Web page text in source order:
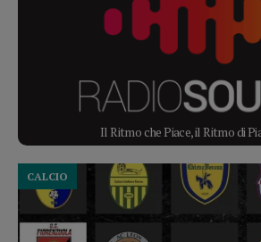
Il Ritmo che Piace, il Ritmo di
CALCIO